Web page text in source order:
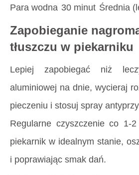
Para wodna 30 minut Średnia
Zapobieganie
tłuszczu w piekarniku
Lepiej zapobiegać niż
aluminiowej na dnie, wycieraj
pieczeniu i stosuj spray
Regularne czyszczenie co 1-
piekarnik w idealnym stanie,
i poprawiając smak dań.